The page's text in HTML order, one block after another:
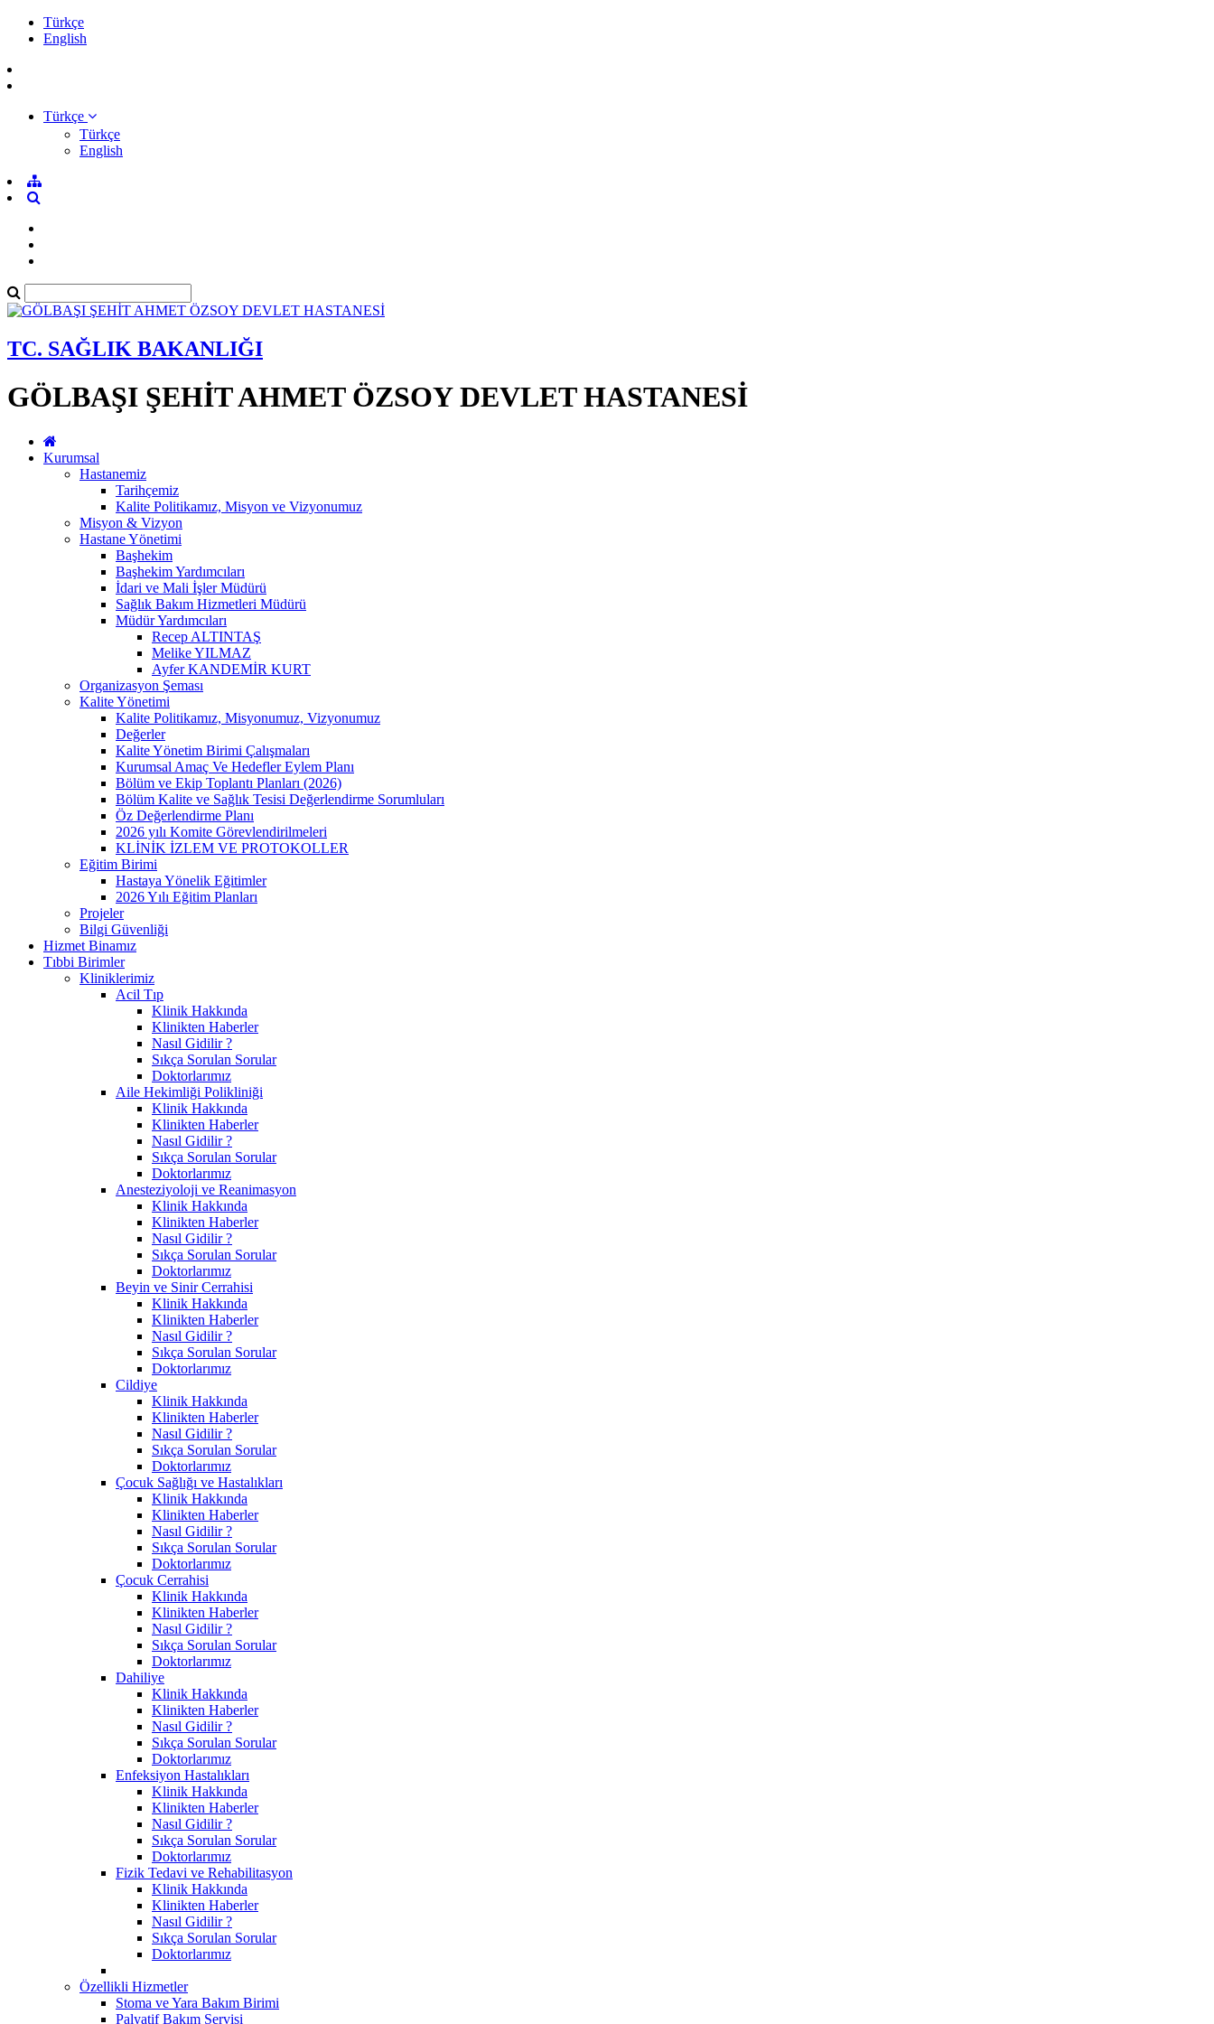
Türkçe
English
Türkçe
Türkçe
English
TC. SAĞLIK BAKANLIĞI
GÖLBAŞI ŞEHİT AHMET ÖZSOY DEVLET HASTANESİ
Kurumsal
Hastanemiz
Tarihçemiz
Kalite Politikamız, Misyon ve Vizyonumuz
Misyon & Vizyon
Hastane Yönetimi
Başhekim
Başhekim Yardımcıları
İdari ve Mali İşler Müdürü
Sağlık Bakım Hizmetleri Müdürü
Müdür Yardımcıları
Recep ALTINTAŞ
Melike YILMAZ
Ayfer KANDEMİR KURT
Organizasyon Şeması
Kalite Yönetimi
Kalite Politikamız, Misyonumuz, Vizyonumuz
Değerler
Kalite Yönetim Birimi Çalışmaları
Kurumsal Amaç Ve Hedefler Eylem Planı
Bölüm ve Ekip Toplantı Planları (2026)
Bölüm Kalite ve Sağlık Tesisi Değerlendirme Sorumluları
Öz Değerlendirme Planı
2026 yılı Komite Görevlendirilmeleri
KLİNİK İZLEM VE PROTOKOLLER
Eğitim Birimi
Hastaya Yönelik Eğitimler
2026 Yılı Eğitim Planları
Projeler
Bilgi Güvenliği
Hizmet Binamız
Tıbbi Birimler
Kliniklerimiz
Acil Tıp
Klinik Hakkında
Klinikten Haberler
Nasıl Gidilir ?
Sıkça Sorulan Sorular
Doktorlarımız
Aile Hekimliği Polikliniği
Klinik Hakkında
Klinikten Haberler
Nasıl Gidilir ?
Sıkça Sorulan Sorular
Doktorlarımız
Anesteziyoloji ve Reanimasyon
Klinik Hakkında
Klinikten Haberler
Nasıl Gidilir ?
Sıkça Sorulan Sorular
Doktorlarımız
Beyin ve Sinir Cerrahisi
Klinik Hakkında
Klinikten Haberler
Nasıl Gidilir ?
Sıkça Sorulan Sorular
Doktorlarımız
Cildiye
Klinik Hakkında
Klinikten Haberler
Nasıl Gidilir ?
Sıkça Sorulan Sorular
Doktorlarımız
Çocuk Sağlığı ve Hastalıkları
Klinik Hakkında
Klinikten Haberler
Nasıl Gidilir ?
Sıkça Sorulan Sorular
Doktorlarımız
Çocuk Cerrahisi
Klinik Hakkında
Klinikten Haberler
Nasıl Gidilir ?
Sıkça Sorulan Sorular
Doktorlarımız
Dahiliye
Klinik Hakkında
Klinikten Haberler
Nasıl Gidilir ?
Sıkça Sorulan Sorular
Doktorlarımız
Enfeksiyon Hastalıkları
Klinik Hakkında
Klinikten Haberler
Nasıl Gidilir ?
Sıkça Sorulan Sorular
Doktorlarımız
Fizik Tedavi ve Rehabilitasyon
Klinik Hakkında
Klinikten Haberler
Nasıl Gidilir ?
Sıkça Sorulan Sorular
Doktorlarımız
Özellikli Hizmetler
Stoma ve Yara Bakım Birimi
Palyatif Bakım Servisi